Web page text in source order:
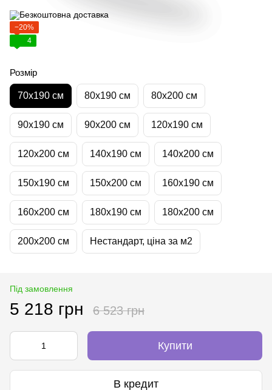
−20%
4
Розмір
70х190 см 80х190 см 80х200 см
90х190 см 90х200 см 120х190 см
120х200 см 140х190 см 140х200 см
150х190 см 150х200 см 160х190 см
160х200 см 180х190 см 180х200 см
200х200 см Нестандарт, ціна за м2
Під замовлення
5 218 грн 6 523 грн
Купити
В кредит